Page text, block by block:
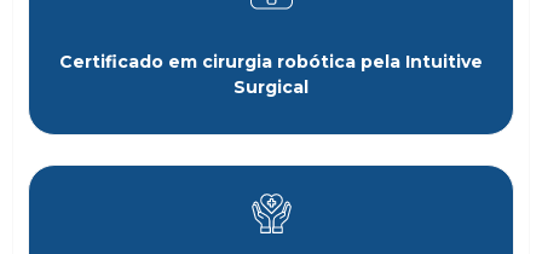
Certificado em cirurgia robótica pela Intuitive
Surgical